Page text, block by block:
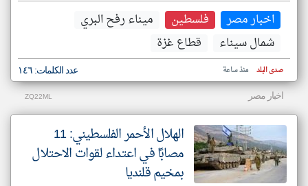
اخبار مصر فلسطين
ميناء رفح البري
شمال سيناء
قطاع غزة
صدى البلد منذ ساعة عدد الكلمات: ١٤٦
اخبار مصر ZQ22ML
الهلال الأحمر الفلسطيني: 11
مصابًا في اعتداء لقوات الاحتلال
بمخيم قلنديا